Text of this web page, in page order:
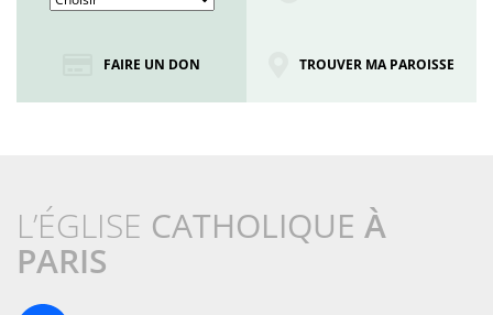
FAIRE UN DON TROUVER MA PAROISSE
L’ÉGLISE CATHOLIQUE À
PARIS